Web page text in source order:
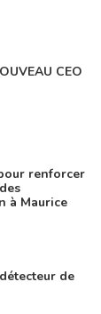
CEO
renforcer
à Maurice
de